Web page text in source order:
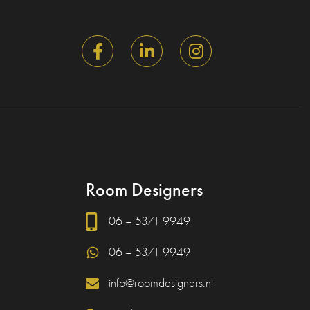
Room Designers
06 – 5371 9949
06 – 5371 9949
info@roomdesigners.nl